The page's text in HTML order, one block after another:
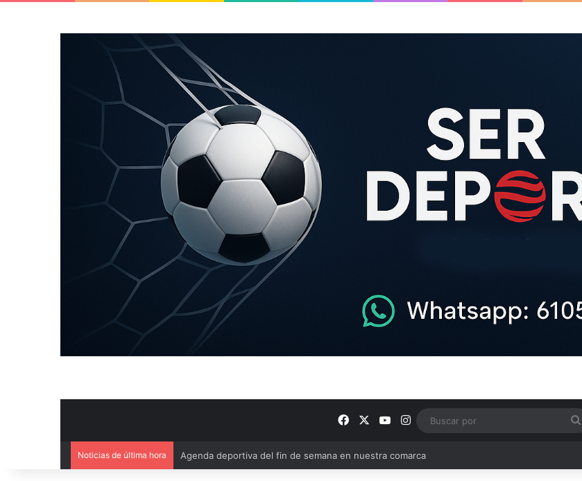
FacebookYouTube
Instagram
Noticias de última hora Ya se conoce el calendario de Tercera RFEF